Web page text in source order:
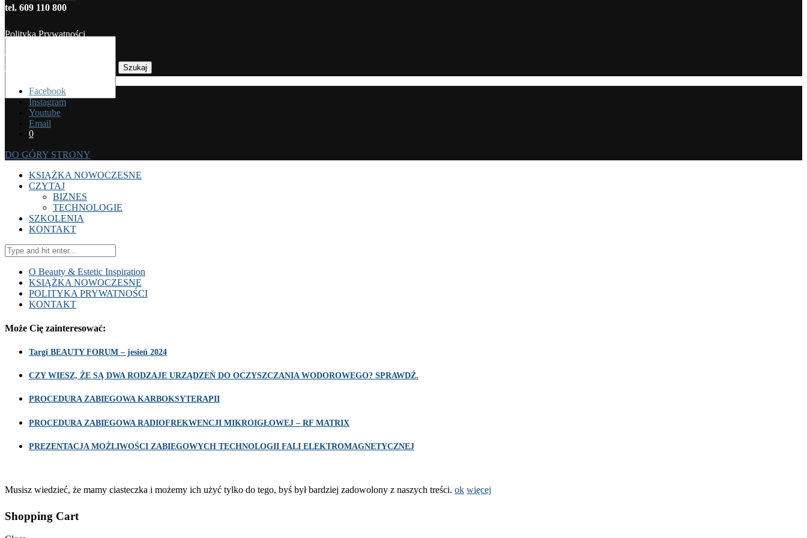
Szukaj
0
tel. 609 110 800
Polityka Prywatności
Regulamin sprzedaży
Koszty dostawy
Facebook
Instagram
Youtube
Email
DO GÓRY STRONY
KSIĄŻKA NOWOCZESNE
CZYTAJ
BIZNES
TECHNOLOGIE
SZKOLENIA
KONTAKT
O Beauty & Estetic Inspiration
KSIĄŻKA NOWOCZESNE
POLITYKA PRYWATNOŚCI
KONTAKT
Może Cię zainteresować:
Targi BEAUTY FORUM – jesień 2024
CZY WIESZ, ŻE SĄ DWA RODZAJE URZĄDZEŃ DO OCZYSZCZANIA WODOROWEGO? SPRAWDŹ.
PROCEDURA ZABIEGOWA KARBOKSYTERAPII
PROCEDURA ZABIEGOWA RADIOFREKWENCJI MIKROIGŁOWEJ – RF MATRIX
PREZENTACJA MOŻLIWOŚCI ZABIEGOWYCH TECHNOLOGII FALI ELEKTROMAGNETYCZNEJ
Musisz wiedzieć, że mamy ciasteczka i możemy ich użyć tylko do tego, byś był bardziej zadowolony z naszych treści. ok więcej
Shopping Cart